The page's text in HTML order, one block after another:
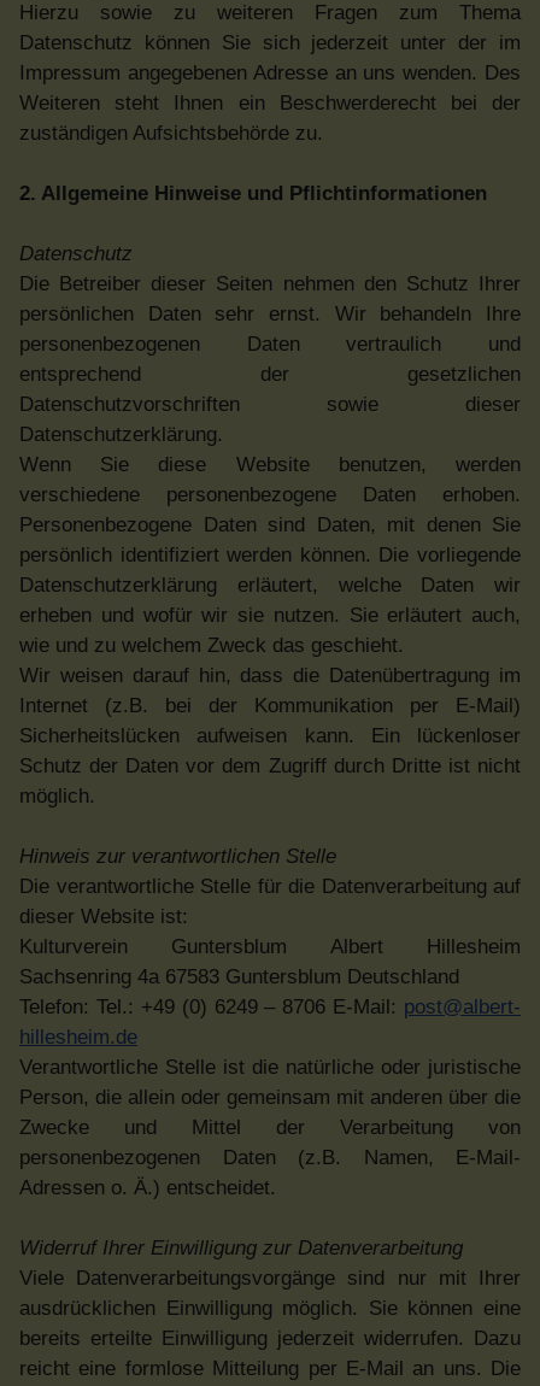
Hierzu sowie zu weiteren Fragen zum Thema
Datenschutz können Sie sich jederzeit unter der im
Impressum angegebenen Adresse an uns wenden. Des
Weiteren steht Ihnen ein Beschwerderecht bei der
zuständigen Aufsichtsbehörde zu.
2. Allgemeine Hinweise und Pflichtinformationen
Datenschutz
Die Betreiber dieser Seiten nehmen den Schutz Ihrer
persönlichen Daten sehr ernst. Wir behandeln Ihre
personenbezogenen Daten vertraulich und
entsprechend der gesetzlichen
Datenschutzvorschriften sowie dieser
Datenschutzerklärung.
Wenn Sie diese Website benutzen, werden
verschiedene personenbezogene Daten erhoben.
Personenbezogene Daten sind Daten, mit denen Sie
persönlich identifiziert werden können. Die vorliegende
Datenschutzerklärung erläutert, welche Daten wir
erheben und wofür wir sie nutzen. Sie erläutert auch,
wie und zu welchem Zweck das geschieht.
Wir weisen darauf hin, dass die Datenübertragung im
Internet (z.B. bei der Kommunikation per E-Mail)
Sicherheitslücken aufweisen kann. Ein lückenloser
Schutz der Daten vor dem Zugriff durch Dritte ist nicht
möglich.
Hinweis zur verantwortlichen Stelle
Die verantwortliche Stelle für die Datenverarbeitung auf
dieser Website ist:
Kulturverein Guntersblum Albert Hillesheim
Sachsenring 4a 67583 Guntersblum Deutschland
Telefon: Tel.: +49 (0) 6249 – 8706 E-Mail: post@albert-
hillesheim.de
Verantwortliche Stelle ist die natürliche oder juristische
Person, die allein oder gemeinsam mit anderen über die
Zwecke und Mittel der Verarbeitung von
personenbezogenen Daten (z.B. Namen, E-Mail-
Adressen o. Ä.) entscheidet.
Widerruf Ihrer Einwilligung zur Datenverarbeitung
Viele Datenverarbeitungsvorgänge sind nur mit Ihrer
ausdrücklichen Einwilligung möglich. Sie können eine
bereits erteilte Einwilligung jederzeit widerrufen. Dazu
reicht eine formlose Mitteilung per E-Mail an uns. Die